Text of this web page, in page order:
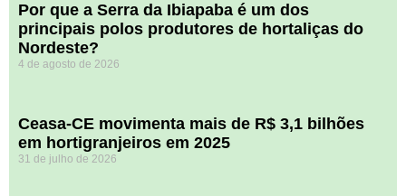
Por que a Serra da Ibiapaba é um dos
principais polos produtores de hortaliças do
Nordeste?
4 de agosto de 2026
Ceasa-CE movimenta mais de R$ 3,1 bilhões
em hortigranjeiros em 2025
31 de julho de 2026